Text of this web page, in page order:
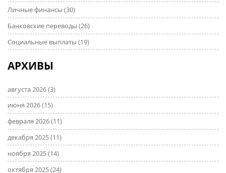
Личные финансы (30)
Банковские переводы (26)
Социальные выплаты (19)
АРХИВЫ
августа 2026(3)
июня 2026(15)
февраля 2026(11)
декабря 2025(11)
ноября 2025(14)
октября 2025(24)